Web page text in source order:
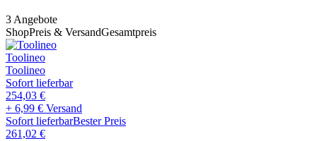
3 Angebote
ShopPreis & VersandGesamtpreis
Toolineo
Toolineo
Sofort lieferbar
254,03 €
+ 6,99 € Versand
Sofort lieferbarBester Preis
261,02 €